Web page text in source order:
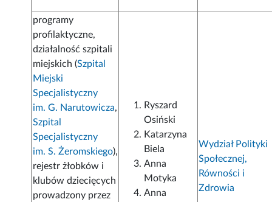
programy
profilaktyczne,
działalność szpitali
miejskich (Szpital
Miejski
Specjalistyczny
im. G. Narutowicza,
Szpital
Specjalistyczny
im. S. Żeromskiego),
rejestr żłobków i
klubów dziecięcych
prowadzony przez
Ryszard
Osiński
Katarzyna
Biela
Anna
Motyka
Anna
Wydział Polityki
Społecznej,
Równości i
Zdrowia